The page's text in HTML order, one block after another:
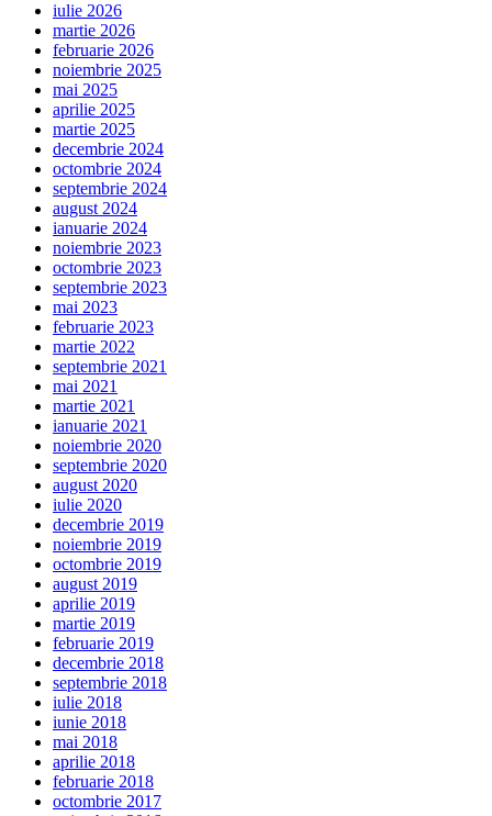
iulie 2026
martie 2026
februarie 2026
noiembrie 2025
mai 2025
aprilie 2025
martie 2025
decembrie 2024
octombrie 2024
septembrie 2024
august 2024
ianuarie 2024
noiembrie 2023
octombrie 2023
septembrie 2023
mai 2023
februarie 2023
martie 2022
septembrie 2021
mai 2021
martie 2021
ianuarie 2021
noiembrie 2020
septembrie 2020
august 2020
iulie 2020
decembrie 2019
noiembrie 2019
octombrie 2019
august 2019
aprilie 2019
martie 2019
februarie 2019
decembrie 2018
septembrie 2018
iulie 2018
iunie 2018
mai 2018
aprilie 2018
februarie 2018
octombrie 2017